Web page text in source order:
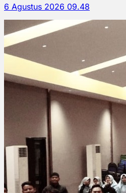
6 Agustus 2026 09.48